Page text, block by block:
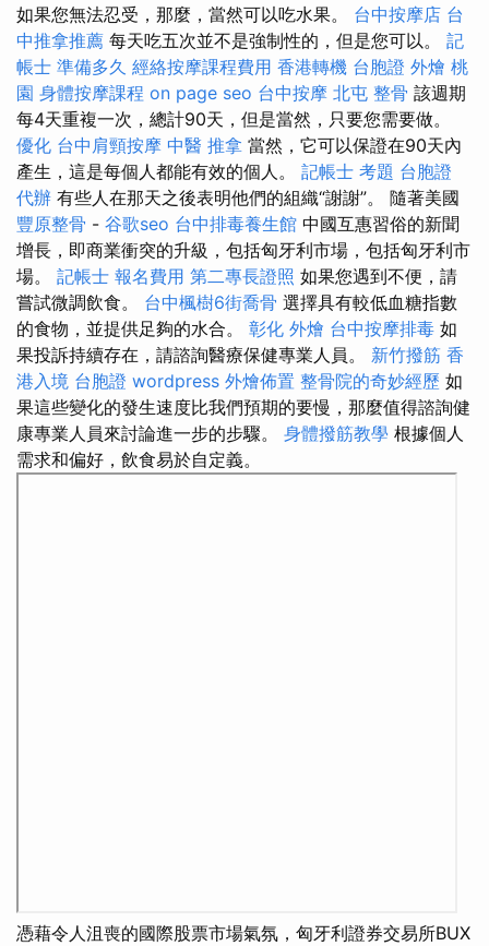
如果您無法忍受，那麼，當然可以吃水果。 台中按摩店 台
中推拿推薦 每天吃五次並不是強制性的，但是您可以。 記
帳士 準備多久 經絡按摩課程費用 香港轉機 台胞證 外燴 桃
園 身體按摩課程 on page seo 台中按摩 北屯 整骨 該週期
每4天重複一次，總計90天，但是當然，只要您需要做。
優化 台中肩頸按摩 中醫 推拿 當然，它可以保證在90天內
產生，這是每個人都能有效的個人。 記帳士 考題 台胞證
代辦 有些人在那天之後表明他們的組織“謝謝”。 隨著美國
豐原整骨 - 谷歌seo 台中排毒養生館 中國互惠習俗的新聞
增長，即商業衝突的升級，包括匈牙利市場，包括匈牙利市
場。 記帳士 報名費用 第二專長證照 如果您遇到不便，請
嘗試微調飲食。 台中楓樹6街喬骨 選擇具有較低血糖指數
的食物，並提供足夠的水合。 彰化 外燴 台中按摩排毒 如
果投訴持續存在，請諮詢醫療保健專業人員。 新竹撥筋 香
港入境 台胞證 wordpress 外燴佈置 整骨院的奇妙經歷 如
果這些變化的發生速度比我們預期的要慢，那麼值得諮詢健
康專業人員來討論進一步的步驟。 身體撥筋教學 根據個人
需求和偏好，飲食易於自定義。
憑藉令人沮喪的國際股票市場氣氛，匈牙利證券交易所BUX